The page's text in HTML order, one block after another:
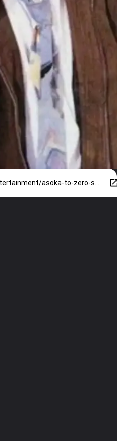
/web-stories/entertainment/asoka-to-zero-shah-rukh-khan-flop-movies-check-list/photostory/152078974.cms